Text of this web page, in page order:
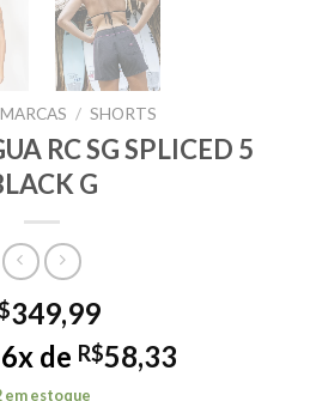
MARCAS / SHORTS
RC SG SPLICED 5
G
349,99
de R$58,33
em estoque